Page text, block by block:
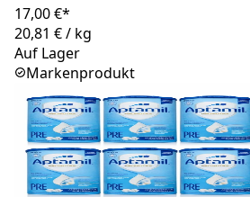
17,00 €*
20,81 €/ kg
Auf Lager
Markenprodukt